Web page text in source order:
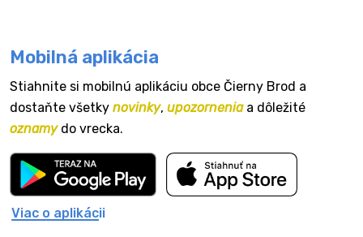
Mobilná aplikácia
Stiahnite si mobilnú aplikáciu obce Čierny Brod a
dostaňte všetky novinky, upozorneniaa dôležité
oznamydo vrecka.
Viac o aplikácii